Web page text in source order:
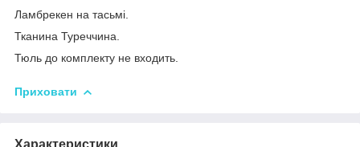
Ламбрекен на тасьмі.
Тканина Туреччина.
Тюль до комплекту не входить.
Приховати
Характеристики